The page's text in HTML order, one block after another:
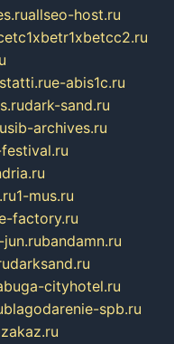
allseo-host.ru
e-abis1c.ru
dark-sand.ru
sib-archives.ru
1-mus.ru
factory.ru
bandamn.ru
darksand.ru
cityhotel.ru
blagodarenie-spb.ru